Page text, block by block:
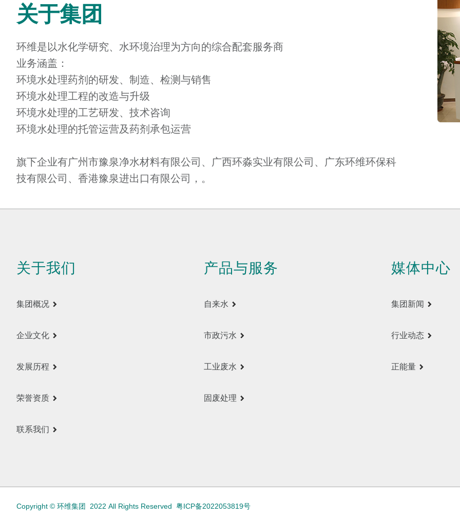
关于集团
环维是以水化学研究、水环境治理为方向的综合配套服务商
业务涵盖：
环境水处理药剂的研发、制造、检测与销售
环境水处理工程的改造与升级
环境水处理的工艺研发、技术咨询
环境水处理的托管运营及药剂承包运营
旗下企业有广州市豫泉净水材料有限公司、广西环淼实业有限公司、广东环维环保科
技有限公司、香港豫泉进出口有限公司，。
关于我们
集团概况
企业文化
发展历程
荣誉资质
联系我们
产品与服务
自来水
市政污水
工业废水
固废处理
媒体中心
集团新闻
行业动态
正能量
Copyright © 环维集团 2022 All Rights Reserved 粤ICP备2022053819号